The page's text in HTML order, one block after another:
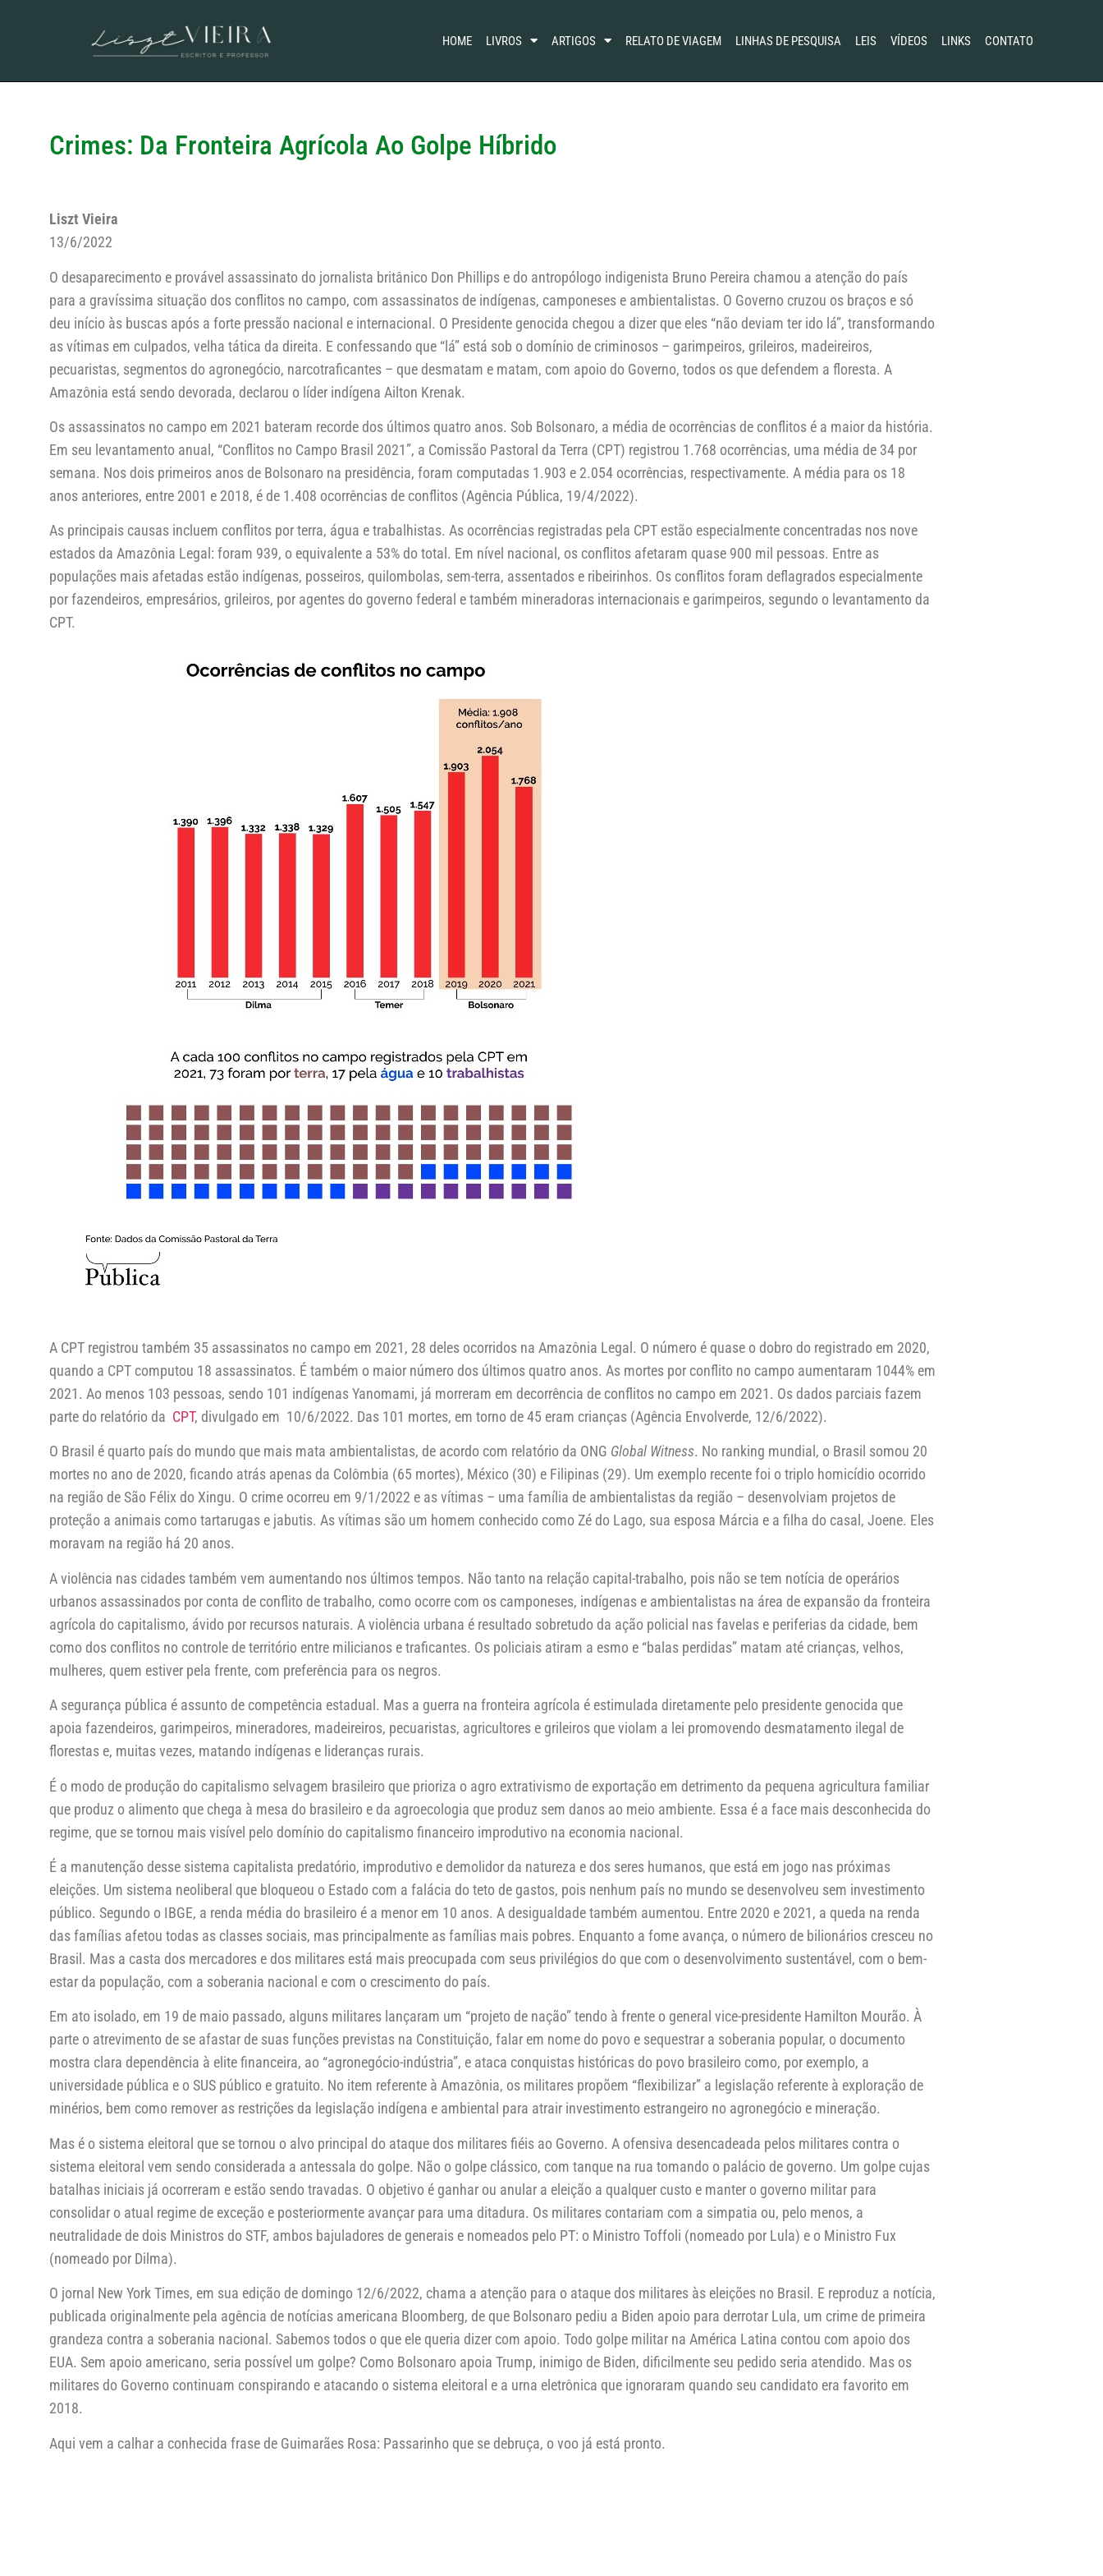
HOME LIVROS ARTIGOS RELATO DE VIAGEM LINHAS DE PESQUISA LEIS VÍDEOS LINKS CONTATO
Crimes: Da Fronteira Agrícola Ao Golpe Híbrido
Liszt Vieira
13/6/2022
O desaparecimento e provável assassinato do jornalista britânico Don Phillips e do antropólogo indigenista Bruno Pereira chamou a atenção do país
para a gravíssima situação dos conflitos no campo, com assassinatos de indígenas, camponeses e ambientalistas. O Governo cruzou os braços e só
deu início às buscas após a forte pressão nacional e internacional. O Presidente genocida chegou a dizer que eles “não deviam ter ido lá”, transformando
as vítimas em culpados, velha tática da direita. E confessando que “lá” está sob o domínio de criminosos – garimpeiros, grileiros, madeireiros,
pecuaristas, segmentos do agronegócio, narcotraficantes – que desmatam e matam, com apoio do Governo, todos os que defendem a floresta. A
Amazônia está sendo devorada, declarou o líder indígena Ailton Krenak.
Os assassinatos no campo em 2021 bateram recorde dos últimos quatro anos. Sob Bolsonaro, a média de ocorrências de conflitos é a maior da história.
Em seu levantamento anual, “Conflitos no Campo Brasil 2021”, a Comissão Pastoral da Terra (CPT) registrou 1.768 ocorrências, uma média de 34 por
semana. Nos dois primeiros anos de Bolsonaro na presidência, foram computadas 1.903 e 2.054 ocorrências, respectivamente. A média para os 18
anos anteriores, entre 2001 e 2018, é de 1.408 ocorrências de conflitos (Agência Pública, 19/4/2022).
As principais causas incluem conflitos por terra, água e trabalhistas. As ocorrências registradas pela CPT estão especialmente concentradas nos nove
estados da Amazônia Legal: foram 939, o equivalente a 53% do total. Em nível nacional, os conflitos afetaram quase 900 mil pessoas. Entre as
populações mais afetadas estão indígenas, posseiros, quilombolas, sem-terra, assentados e ribeirinhos. Os conflitos foram deflagrados especialmente
por fazendeiros, empresários, grileiros, por agentes do governo federal e também mineradoras internacionais e garimpeiros, segundo o levantamento da
CPT.
A CPT registrou também 35 assassinatos no campo em 2021, 28 deles ocorridos na Amazônia Legal. O número é quase o dobro do registrado em 2020,
quando a CPT computou 18 assassinatos. É também o maior número dos últimos quatro anos. As mortes por conflito no campo aumentaram 1044% em
2021. Ao menos 103 pessoas, sendo 101 indígenas Yanomami, já morreram em decorrência de conflitos no campo em 2021. Os dados parciais fazem
parte do relatório da CPT, divulgado em 10/6/2022. Das 101 mortes, em torno de 45 eram crianças (Agência Envolverde, 12/6/2022).
O Brasil é quarto país do mundo que mais mata ambientalistas, de acordo com relatório da ONG Global Witness. No ranking mundial, o Brasil somou 20
mortes no ano de 2020, ficando atrás apenas da Colômbia (65 mortes), México (30) e Filipinas (29). Um exemplo recente foi o triplo homicídio ocorrido
na região de São Félix do Xingu. O crime ocorreu em 9/1/2022 e as vítimas – uma família de ambientalistas da região – desenvolviam projetos de
proteção a animais como tartarugas e jabutis. As vítimas são um homem conhecido como Zé do Lago, sua esposa Márcia e a filha do casal, Joene. Eles
moravam na região há 20 anos.
A violência nas cidades também vem aumentando nos últimos tempos. Não tanto na relação capital-trabalho, pois não se tem notícia de operários
urbanos assassinados por conta de conflito de trabalho, como ocorre com os camponeses, indígenas e ambientalistas na área de expansão da fronteira
agrícola do capitalismo, ávido por recursos naturais. A violência urbana é resultado sobretudo da ação policial nas favelas e periferias da cidade, bem
como dos conflitos no controle de território entre milicianos e traficantes. Os policiais atiram a esmo e “balas perdidas” matam até crianças, velhos,
mulheres, quem estiver pela frente, com preferência para os negros.
A segurança pública é assunto de competência estadual. Mas a guerra na fronteira agrícola é estimulada diretamente pelo presidente genocida que
apoia fazendeiros, garimpeiros, mineradores, madeireiros, pecuaristas, agricultores e grileiros que violam a lei promovendo desmatamento ilegal de
florestas e, muitas vezes, matando indígenas e lideranças rurais.
É o modo de produção do capitalismo selvagem brasileiro que prioriza o agro extrativismo de exportação em detrimento da pequena agricultura familiar
que produz o alimento que chega à mesa do brasileiro e da agroecologia que produz sem danos ao meio ambiente. Essa é a face mais desconhecida do
regime, que se tornou mais visível pelo domínio do capitalismo financeiro improdutivo na economia nacional.
É a manutenção desse sistema capitalista predatório, improdutivo e demolidor da natureza e dos seres humanos, que está em jogo nas próximas
eleições. Um sistema neoliberal que bloqueou o Estado com a falácia do teto de gastos, pois nenhum país no mundo se desenvolveu sem investimento
público. Segundo o IBGE, a renda média do brasileiro é a menor em 10 anos. A desigualdade também aumentou. Entre 2020 e 2021, a queda na renda
das famílias afetou todas as classes sociais, mas principalmente as famílias mais pobres. Enquanto a fome avança, o número de bilionários cresceu no
Brasil. Mas a casta dos mercadores e dos militares está mais preocupada com seus privilégios do que com o desenvolvimento sustentável, com o bem-
estar da população, com a soberania nacional e com o crescimento do país.
Em ato isolado, em 19 de maio passado, alguns militares lançaram um “projeto de nação” tendo à frente o general vice-presidente Hamilton Mourão. À
parte o atrevimento de se afastar de suas funções previstas na Constituição, falar em nome do povo e sequestrar a soberania popular, o documento
mostra clara dependência à elite financeira, ao “agronegócio-indústria”, e ataca conquistas históricas do povo brasileiro como, por exemplo, a
universidade pública e o SUS público e gratuito. No item referente à Amazônia, os militares propõem “flexibilizar” a legislação referente à exploração de
minérios, bem como remover as restrições da legislação indígena e ambiental para atrair investimento estrangeiro no agronegócio e mineração.
Mas é o sistema eleitoral que se tornou o alvo principal do ataque dos militares fiéis ao Governo. A ofensiva desencadeada pelos militares contra o
sistema eleitoral vem sendo considerada a antessala do golpe. Não o golpe clássico, com tanque na rua tomando o palácio de governo. Um golpe cujas
batalhas iniciais já ocorreram e estão sendo travadas. O objetivo é ganhar ou anular a eleição a qualquer custo e manter o governo militar para
consolidar o atual regime de exceção e posteriormente avançar para uma ditadura. Os militares contariam com a simpatia ou, pelo menos, a
neutralidade de dois Ministros do STF, ambos bajuladores de generais e nomeados pelo PT: o Ministro Toffoli (nomeado por Lula) e o Ministro Fux
(nomeado por Dilma).
O jornal New York Times, em sua edição de domingo 12/6/2022, chama a atenção para o ataque dos militares às eleições no Brasil. E reproduz a notícia,
publicada originalmente pela agência de notícias americana Bloomberg, de que Bolsonaro pediu a Biden apoio para derrotar Lula, um crime de primeira
grandeza contra a soberania nacional. Sabemos todos o que ele queria dizer com apoio. Todo golpe militar na América Latina contou com apoio dos
EUA. Sem apoio americano, seria possível um golpe? Como Bolsonaro apoia Trump, inimigo de Biden, dificilmente seu pedido seria atendido. Mas os
militares do Governo continuam conspirando e atacando o sistema eleitoral e a urna eletrônica que ignoraram quando seu candidato era favorito em
2018.
Aqui vem a calhar a conhecida frase de Guimarães Rosa: Passarinho que se debruça, o voo já está pronto.